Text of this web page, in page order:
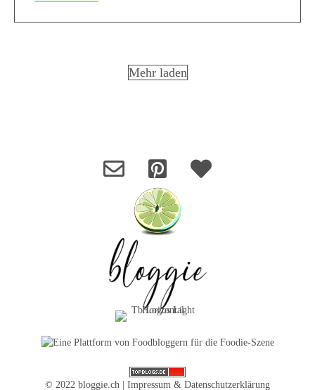
Mehr laden
© 2022 bloggie.ch | Impressum & Datenschutzerklärung